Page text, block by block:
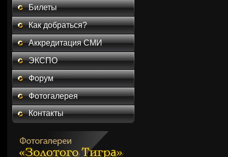
Билеты
Как добраться?
Аккредитация СМИ
ЭКСПО
Форум
Фотогалерея
Контакты